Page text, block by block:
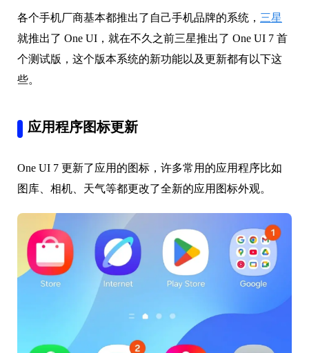
各个手机厂商基本都推出了自己手机品牌的系统， 三星
就推出了 One UI，就在不久之前三星推出了 One UI 7 首
个测试版，这个版本系统的新功能以及更新都有以下这
些。
应用程序图标更新
One UI 7 更新了应用的图标，许多常用的应用程序比如
图库、相机、天气等都更改了全新的应用图标外观。